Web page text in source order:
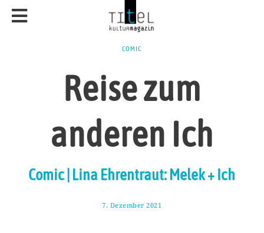
COMIC
Reise zum
anderen Ich
Comic | Lina Ehrentraut: Melek + Ich
7. Dezember 2021